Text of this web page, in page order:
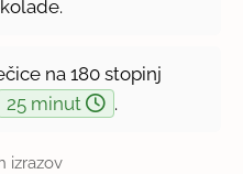
na 180 stopinj
25 minut .
izrazov